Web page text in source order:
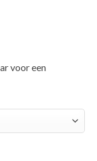
voor een